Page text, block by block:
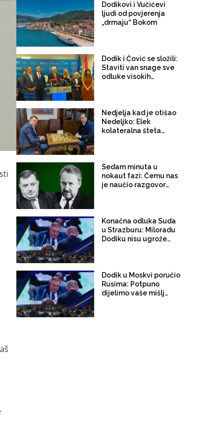
Dodikovi i Vučićevi
ljudi od povjerenja
„drmaju“ Bokom
Dodik i Čović se složili:
Staviti van snage sve
odluke visokih
Nedjelja kad je otišao
Nedeljko: Elek
kolateralna šteta
Sedam minuta u
nokaut fazi: Čemu nas
je naučio razgovor
Konačna odluka Suda
u Strazburu: Miloradu
Dodiku nisu ugrožena
Dodik u Moskvi poručio
Rusima: Potpuno
dijelimo vaše mišljenje